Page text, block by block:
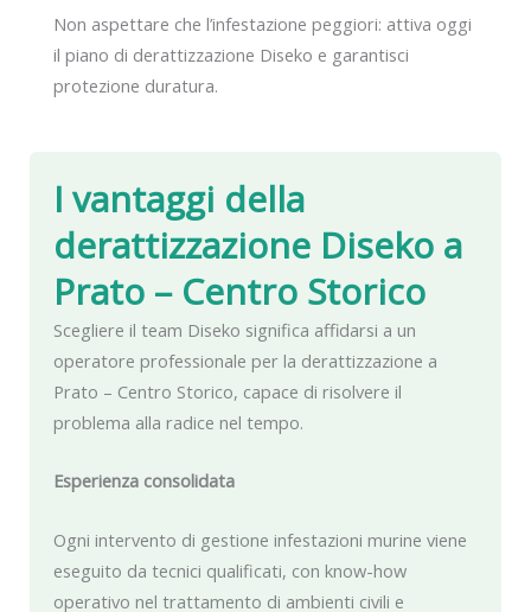
I vantaggi della
derattizzazione Diseko a
Prato – Centro Storico
Scegliere il team Diseko significa affidarsi a un
operatore professionale per la derattizzazione a
Prato – Centro Storico, capace di risolvere il
problema alla radice nel tempo.
Esperienza consolidata
Ogni intervento di gestione infestazioni murine viene
eseguito da tecnici qualificati, con know-how
operativo nel trattamento di ambienti civili e
Non aspettare che l’infestazione peggiori: attiva oggi
il piano di derattizzazione Diseko e garantisci
protezione duratura.